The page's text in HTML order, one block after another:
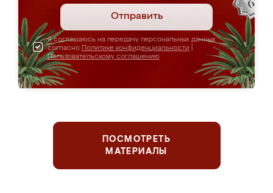
Отправить
Я соглашаюсь на передачу персональных данных
согласно Политике конфиденциальности
Пользовательскому соглашению
ПОСМОТРЕТЬ
МАТЕРИАЛЫ